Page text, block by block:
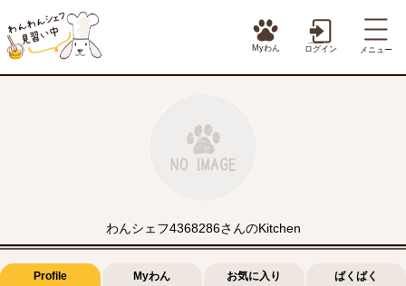
Myわん ログイン メニュー
わんシェフ4368286さんのKitchen
Profile
Myわん
お気に入り
ばくばく